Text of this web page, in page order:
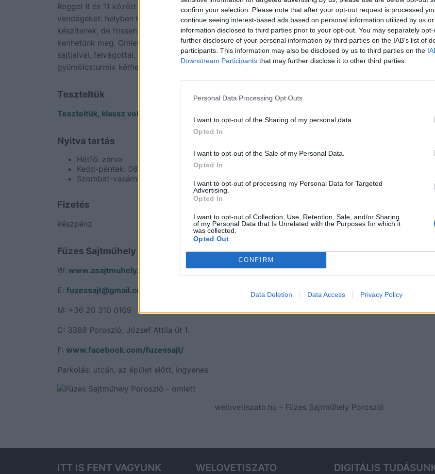
confirm your selection. Please note that after your opt-out request is processed
continue seeing interest-based ads based on personal information utilized by us
information disclosed to third parties prior to your opt-out. You may separately
further disclosure of your personal information by third parties on the IAB’s list of
participants. This information may also be disclosed by us to third parties on the
Downstream Participants that may further disclose it to other third parties.
Personal Data Processing Opt Outs
I want to opt-out of the Sharing of my personal data.
Opted In
I want to opt-out of the Sale of my Personal Data.
Opted In
I want to opt-out of processing my Personal Data for Targeted
Advertising.
Opted In
I want to opt-out of Collection, Use, Retention, Sale, and/or Sharing
of my Personal Data that Is Unrelated with the Purposes for which it
was collected.
Opted Out
CONFIRM
Data Deletion Data Access Privacy Policy
Reggel 8 és 11 között igazi, minőségi kézműves termékek várják a különleges reggelire vágyó
vendégeket: helyben készített krémtúró, ordás palacsinta, joghurt. nagyon finom omletteket
készítenek, de frissen sül a mini bagett is, amelyet fűszeres – természetesen saját – krémsajttal
kenhetünk meg. Omlett helyett kérhetők panini szendvicsek is, természetesen a műhely
sajtjaival, felvágottal, friss salátával. A reggelihez házi tej, vagy ebből készült kakaó,
gyümölcsturmix kérhető. Időszakosan
szezonális, friss finomságok is elérhetők.
Teszteltük
Teszteltük, klassz volt!
Nyitva tartás
Hétfő: zárva
Kedd-péntek: 08.00 – 16.00
Szombat-vasárnap: 08.00- 11.00
Fizetés
készpénz
Füzes Sajtműhely elérhetőségek
W: www.asajtmuhely.hu/
E: fuzessajt@gmail.com
M: +36 20 310 0109
C: 3388 Poroszló, József Attila út 1.
F: www.facebook.com/fuzessajt/
Parkolás: utcán, az épület előtt, ingyenes
welovetiszato.hu – Füzes Sajtműhely Poroszló
–
ITT IS FENT VAGYUNK WELOVETISZATO DIGITÁLIS